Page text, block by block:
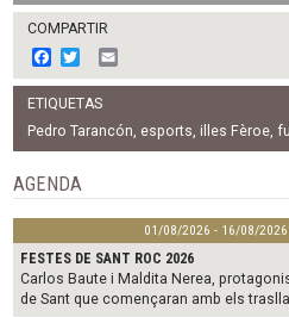
COMPARTIR
F
a
c
e
b
o
o
k
w
i
t
t
e
m
l
ETIQUETAS
Pedro Tarancón, esports, illes Fèroe,
AGENDA
01/08/2026 - 16/08/2026
FESTES DE SANT ROC 2026
Carlos Baute i Maldita Nerea,
de Sant que començaran amb els